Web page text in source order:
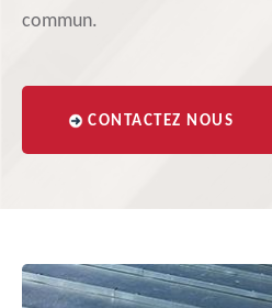
commun.
CONTACTEZ NOUS